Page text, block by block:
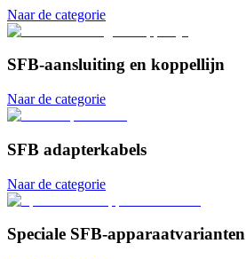
Naar de categorie
SFB-aansluiting en koppellijn
Naar de categorie
SFB adapterkabels
Naar de categorie
Speciale SFB-apparaatvarianten